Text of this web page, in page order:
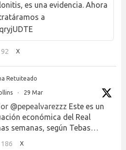
es una evidencia. Ahora
a
92 X
Retuiteado
· 29 Mar
@pepealvarezzz Este es un
económica del Real
semanas, según Tebas…
186 X